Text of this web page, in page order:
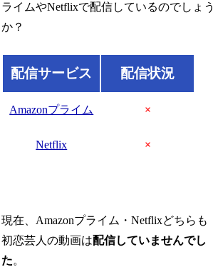
ライムやNetflixで配信しているのでしょう
か？
配信サービス 配信状況
Amazonプライム ×
Netflix ×
現在、Amazonプライム・Netflixどちらも
初恋芸人の動画は配信していませんでし
た。